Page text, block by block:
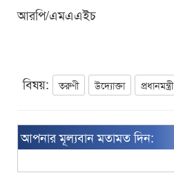
আরপি/এমএএইচ
বিষয়: তরুণী উদ্যোক্তা প্রধানমন্ত্রী
আপনার মূল্যবান মতামত দিন: